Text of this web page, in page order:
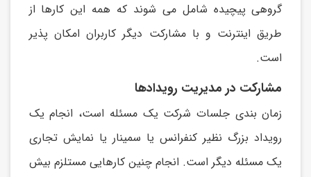
گروهی پیچیده شامل می شوند که همه اين کارها از
طريق اينترنت و با مشارکت ديگر کاربران امکان پذير
است.
مشارکت در مدیریت رویدادها
زمان بندی جلسات شرکت يک مسئله است، انجام يک
رويداد بزرگ نظیر کنفرانس يا سمینار يا نمايش تجاری
يک مسئله ديگر است. انجام چنین کارهايی مستلزم بیش